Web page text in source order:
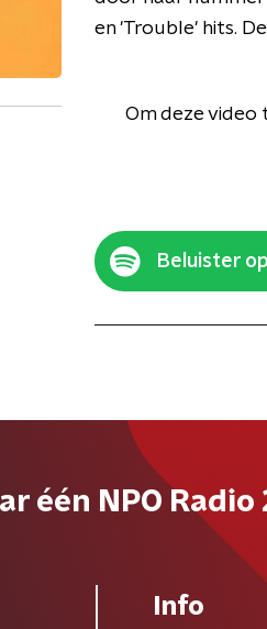
en 'Trouble' hits.
Om deze video
Beluister
één NPO Radio
Info